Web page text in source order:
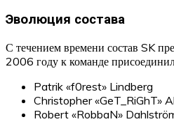
Эволюция состава
С течением времени состав SK
2006 году к команде
Patrik «f0rest» Lindberg
Christopher «GeT_RiGhT»
Robert «RobbaN»